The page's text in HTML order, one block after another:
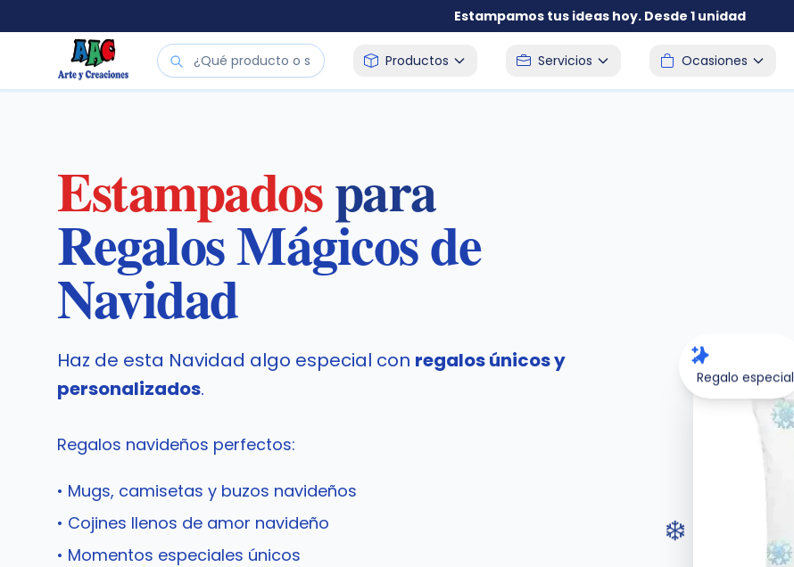
Estampamos tus ideas hoy. Desde 1 unidad
Arte y Creaciones - Estampados PersonalizadosProductos Servicios Ocasiones
Estampadospara
Regalos Mágicos de
Navidad
Haz de esta Navidad algo especial con regalos únicos y
personalizados.
Regalos navideños perfectos:
• Mugs, camisetas y buzos navideños
• Cojines llenos de amor navideño
• Momentos especiales únicos
Regalo especial
❄️